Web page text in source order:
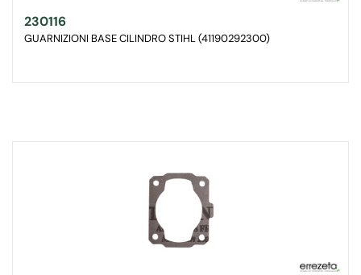
230116
GUARNIZIONI BASE CILINDRO STIHL (41190292300)